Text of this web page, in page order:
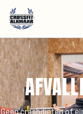
Geen crashdiëten of